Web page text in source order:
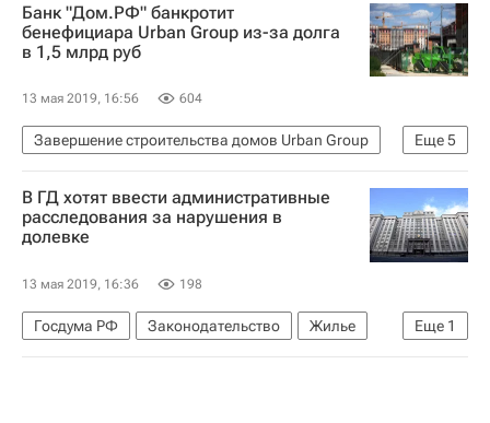
Банк "Дом.РФ" банкротит
бенефициара Urban Group из-за долга
в 1,5 млрд руб
13 мая 2019, 16:56 604
Еще5
Завершение строительства домов Urban Group
Urban Group
Проблемы девелоперской компании Urban Group
"Дом.РФ"
В ГД хотят ввести административные
расследования за нарушения в
долевке
13 мая 2019, 16:36 198
Еще 1
Госдума РФ Законодательство
Жилье
Строительство